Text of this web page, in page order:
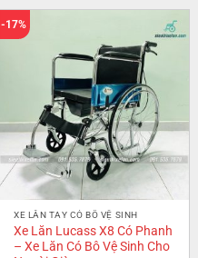
-17%
XE LĂN TAY CÓ BÔ VỆ SINH
Xe Lăn Lucass X8 Có Phanh
– Xe Lăn Có Bô Vệ Sinh Cho